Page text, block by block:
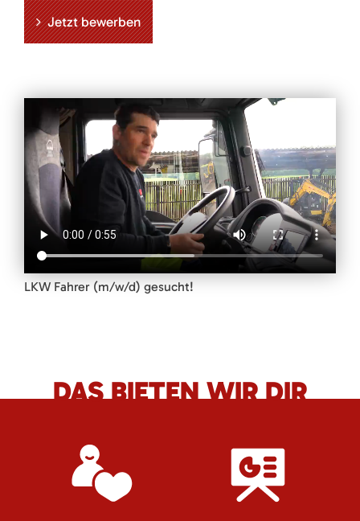
Jetzt bewerben
LKW Fahrer (m/w/d) gesucht!
DAS BIETEN WIR DIR